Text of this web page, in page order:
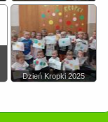
Dzień Kropki 2025